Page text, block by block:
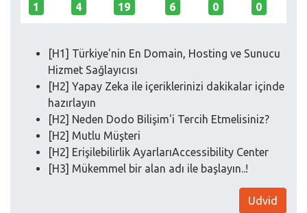
1 4 19 6 0 0
[H1] Türkiye'nin En Domain, Hosting ve Sunucu
Hizmet Sağlayıcısı
[H2] Yapay Zeka ile içeriklerinizi dakikalar içinde
hazırlayın
[H2] Neden Dodo Bilişim'i Tercih Etmelisiniz?
[H2] Mutlu Müşteri
[H2] Erişilebilirlik AyarlarıAccessibility Center
[H3] Mükemmel bir alan adı ile başlayın..!
Udvid